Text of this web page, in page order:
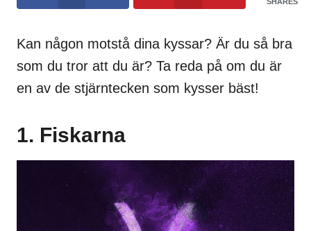
Kan någon motstå dina kyssar? Är du så bra
som du tror att du är? Ta reda på om du är
en av de stjärntecken som kysser bäst!
1. Fiskarna